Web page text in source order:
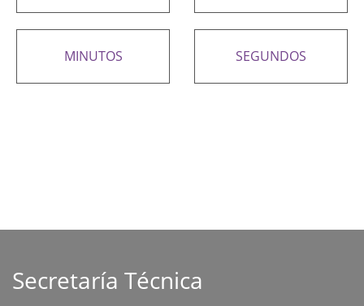
MINUTOS SEGUNDOS
Secretaría Técnica